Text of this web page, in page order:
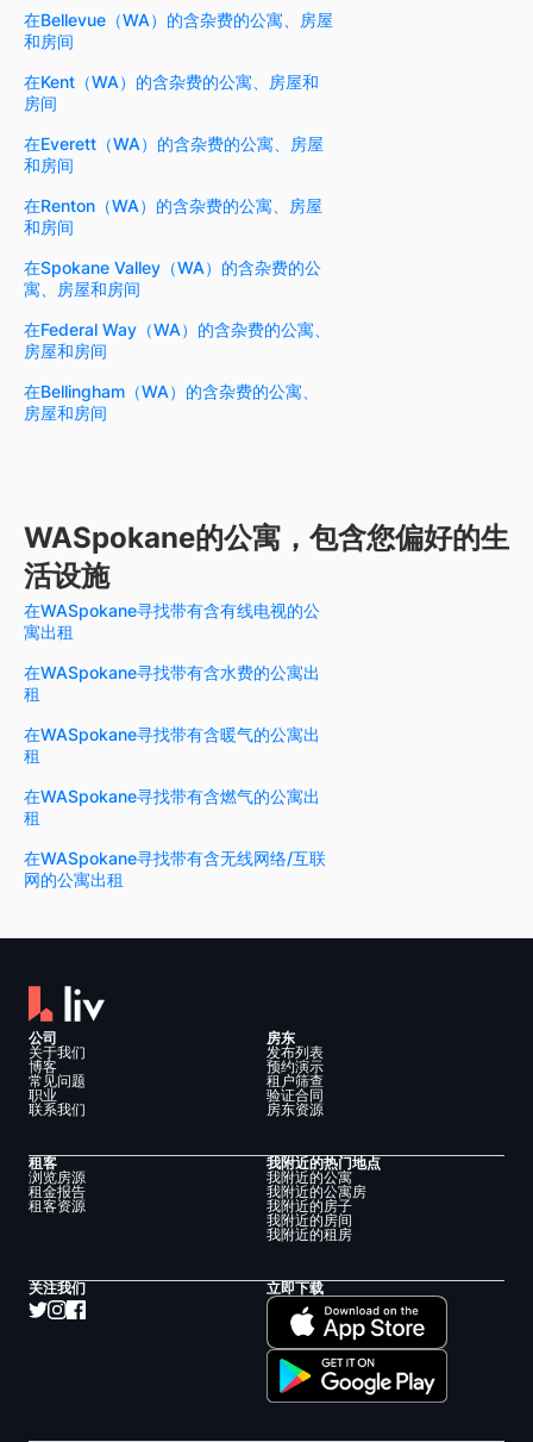
在Bellevue（WA）的含杂费的公寓、房屋
和房间
在Kent（WA）的含杂费的公寓、房屋和
房间
在Everett（WA）的含杂费的公寓、房屋
和房间
在Renton（WA）的含杂费的公寓、房屋
和房间
在Spokane Valley（WA）的含杂费的公
寓、房屋和房间
在Federal Way（WA）的含杂费的公寓、
房屋和房间
在Bellingham（WA）的含杂费的公寓、
房屋和房间
WASpokane的公寓，包含您偏好的生
活设施
在WASpokane寻找带有含有线电视的公
寓出租
在WASpokane寻找带有含水费的公寓出
租
在WASpokane寻找带有含暖气的公寓出
租
在WASpokane寻找带有含燃气的公寓出
租
在WASpokane寻找带有含无线网络/互联
网的公寓出租
公司
关于我们
博客
常见问题
职业
联系我们
房东
发布列表
预约演示
租户筛查
验证合同
房东资源
租客
浏览房源
租金报告
租客资源
我附近的热门地点
我附近的公寓
我附近的公寓房
我附近的房子
我附近的房间
我附近的租房
关注我们 立即下载